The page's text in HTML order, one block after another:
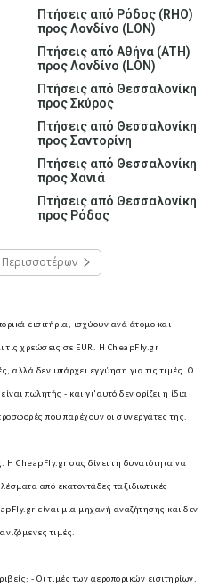
Πτήσεις από Ρόδος (RHO)
προς Λονδίνο (LON)
Πτήσεις από Αθήνα (ATH)
προς Λονδίνο (LON)
Πτήσεις από Θεσσαλονίκη
προς Σκύρος
Πτήσεις από Θεσσαλονίκη
προς Σαντορίνη
Πτήσεις από Θεσσαλονίκη
προς Χανιά
Πτήσεις από Θεσσαλονίκη
προς Ρόδος
εισιτήρια, ισχύουν ανά άτομο και
χρεώσεις σε EUR. Η CheapFly.gr
αλλά δεν υπάρχει εγγύηση για τις τιμές. Ο
πωλητής - και γι'αυτό δεν ορίζει η ίδια
που παρέχουν οι συνεργάτες της.
Η CheapFly.gr σας δίνει τη δυνατότητα να
από εκατοντάδες ταξιδιωτικές
είναι μια μηχανή αναζήτησης και δεν
τιμές.
- Οι τιμές των αεροπορικών εισιτηρίων,